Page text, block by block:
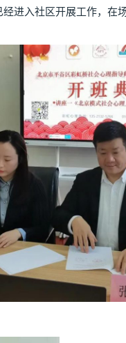
进入社区开展工作，在